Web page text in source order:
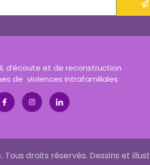
d’écoute et de reconstruction
de violences intrafamiliales
. Tous droits réservés. Dessins et